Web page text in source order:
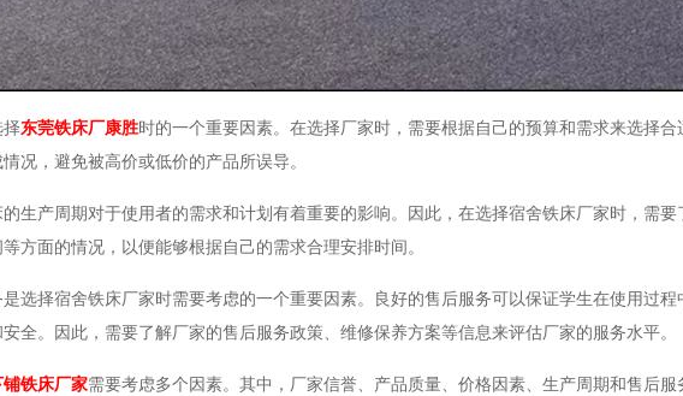
东莞铁床厂康胜时的一个重要因素。在选择厂家时，需要根据自己的预算和需求来选择
况，避免被高价或低价的产品所误导。
生产周期对于使用者的需求和计划有着重要的影响。因此，在选择宿舍铁床厂家时，需
方面的情况，以便能够根据自己的需求合理安排时间。
选择宿舍铁床厂家时需要考虑的一个重要因素。良好的售后服务可以保证学生在使用过
全。因此，需要了解厂家的售后服务政策、维修保养方案等信息来评估厂家的服务水平。
铁床厂家需要考虑多个因素。其中，厂家信誉、产品质量、价格因素、生产周期和售后